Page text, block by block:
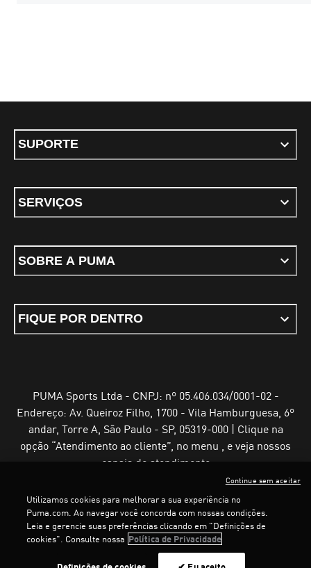
SUPORTE
SERVIÇOS
SOBRE A PUMA
FIQUE POR DENTRO
PUMA Sports Ltda - CNPJ: nº 05.406.034/0001-02 -
Endereço: Av. Queiroz Filho, 1700 - Vila Hamburguesa, 6º
andar, Torre A, São Paulo - SP, 05319-000 | Clique na
opção “Atendimento ao cliente”, no menu , e veja nossos
canais de atendimento
Termos e Condições de UsoPolítica de Privacidade
Configurador de cookies
Utilizamos cookies para melhorar a sua experiência no
Puma.com. Ao navegar você concorda com nossas condições.
Leia e gerencie suas preferências clicando em "Definições de
cookies". Consulte nossa Política de Privacidade
Continue sem aceitar